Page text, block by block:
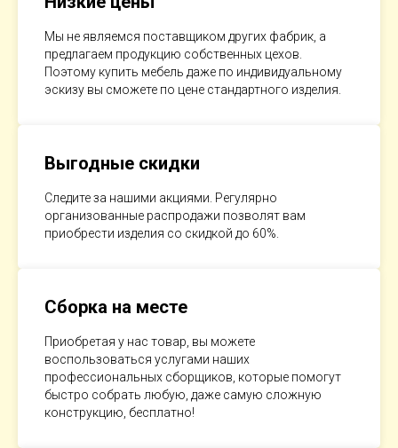
Мы не являемся поставщиком других фабрик, а
предлагаем продукцию собственных цехов.
Поэтому купить мебель даже по индивидуальному
эскизу вы сможете по цене стандартного изделия.
Выгодные скидки
Следите за нашими акциями. Регулярно
организованные распродажи позволят вам
приобрести изделия со скидкой до 60%.
Сборка на месте
Приобретая у нас товар, вы можете
воспользоваться услугами наших
профессиональных сборщиков, которые помогут
быстро собрать любую, даже самую сложную
конструкцию, бесплатно!